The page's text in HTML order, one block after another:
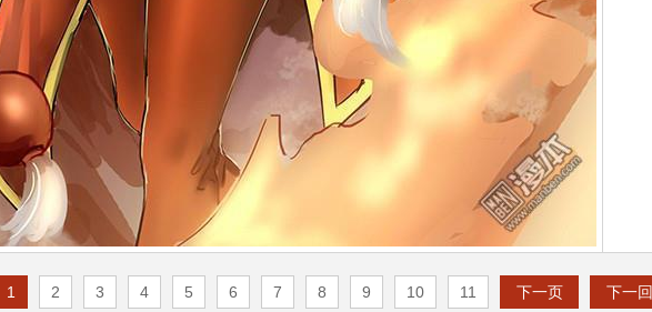
1 2 3 4 5 6 7 8 9 10 11 下一页 下一回